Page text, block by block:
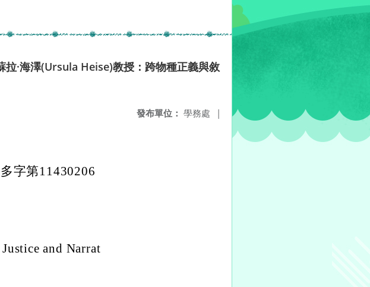
·海澤(Ursula Heise)教授：跨物種正義與敘
發布單位： 學務處 |
字第11430206
and Narrat